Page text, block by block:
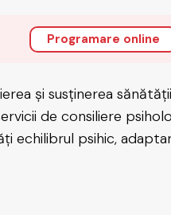
Programare online
și susținerea
de consiliere
echilibrul psihic,